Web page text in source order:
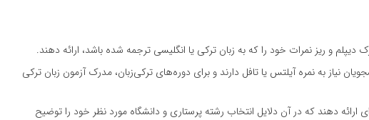
دیپلم و ریز نمرات خود را که به زبان ترکی یا انگلیسی ترجمه شده باشد، ارائه دهند.
نیاز به نمره آیلتس یا تافل دارند و برای دوره‌های ترکی‌زبان، مدرک آزمون زبان ترکی
ارائه دهند که در آن دلایل انتخاب رشته پرستاری و دانشگاه مورد نظر خود را توضیح